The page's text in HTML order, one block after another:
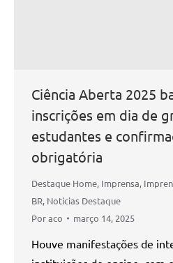
Ciência Aberta 2025
inscrições em dia de
estudantes e
obrigatória
Destaque Home, Imprensa,
BR, Notícias Destaque
Poraco março 14, 2025
Houve manifestações de